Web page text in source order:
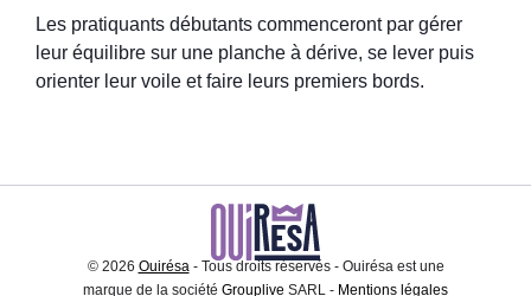
Les pratiquants débutants commenceront par gérer
leur équilibre sur une planche à dérive, se lever puis
orienter leur voile et faire leurs premiers bords.
© 2026 Ouirésa - Tous droits réservés - Ouirésa est une
marque de la société Grouplive SARL - Mentions légales